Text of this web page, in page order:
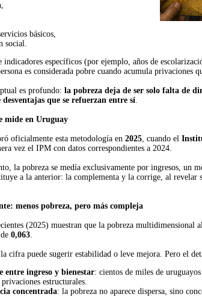
básicos,
social.
indicadores específicos (por ejemplo, años de
es considerada pobre cuando acumula privaciones
es profundo: la pobreza deja de ser solo falta de
que se refuerzan entre sí.
mide en Uruguay
oficialmente esta metodología en 2025, cuando el
vez el IPM con datos correspondientes a 2024.
la pobreza se medía exclusivamente por ingresos, un
a la anterior: la complementa y la corrige, al revelar
menos pobreza, pero más compleja
(2025) muestran que la pobreza multidimensional
0,063.
cifra puede sugerir estabilidad o leve mejora. Pero el
entre ingreso y bienestar: cientos de miles de
privaciones estructurales.
concentrada: la pobreza no aparece dispersa, sino